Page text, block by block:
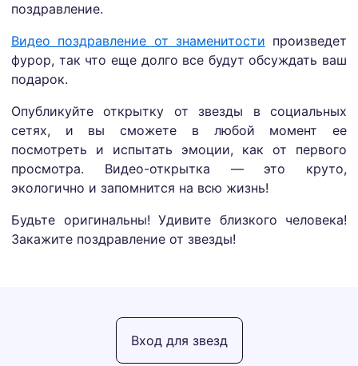
поздравление.
Видео поздравление от знаменитости произведет
фурор, так что еще долго все будут обсуждать ваш
подарок.
Опубликуйте открытку от звезды в социальных
сетях, и вы сможете в любой момент ее
посмотреть и испытать эмоции, как от первого
просмотра. Видео-открытка — это круто,
экологично и запомнится на всю жизнь!
Будьте оригинальны! Удивите близкого человека!
Закажите поздравление от звезды!
Вход для звезд